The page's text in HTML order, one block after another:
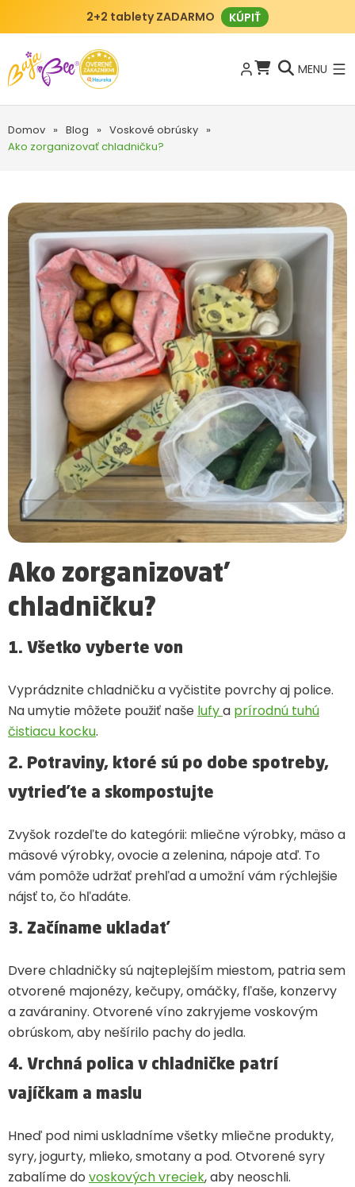
2+2 tablety ZADARMO KÚPIŤ
MENU
Domov » Blog » Voskové obrúsky »
Ako zorganizovať chladničku?
Ako zorganizovať
chladničku?
1. Všetko vyberte von
Vyprádznite chladničku a vyčistite povrchy aj police.
Na umytie môžete použiť naše lufya prírodnú tuhú
čistiacu kocku.
2. Potraviny, ktoré sú po dobe spotreby,
vytrieďte a skompostujte
Zvyšok rozdeľte do kategórii: mliečne výrobky, mäso a
mäsové výrobky, ovocie a zelenina, nápoje atď. To
vám pomôže udržať prehľad a umožní vám rýchlejšie
nájsť to, čo hľadáte.
3. Začíname ukladať
Dvere chladničky sú najteplejším miestom, patria sem
otvorené majonézy, kečupy, omáčky, fľaše, konzervy
a zaváraniny. Otvorené víno zakryjeme voskovým
obrúskom, aby nešírilo pachy do jedla.
4. Vrchná polica v chladničke patrí
vajíčkam a maslu
Hneď pod nimi uskladníme všetky mliečne produkty,
syry, jogurty, mlieko, smotany a pod. Otvorené syry
zabalíme do voskových vreciek, aby neoschli.